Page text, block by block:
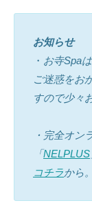
お知らせ
・ お寺Spa
ご迷惑をお
すので少々
・完全オン
「NELPLUS
コチラから。